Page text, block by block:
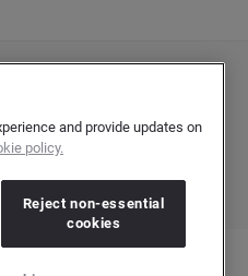
DE278408482
and provide updates on
policy.
Reject non-essential
cookies